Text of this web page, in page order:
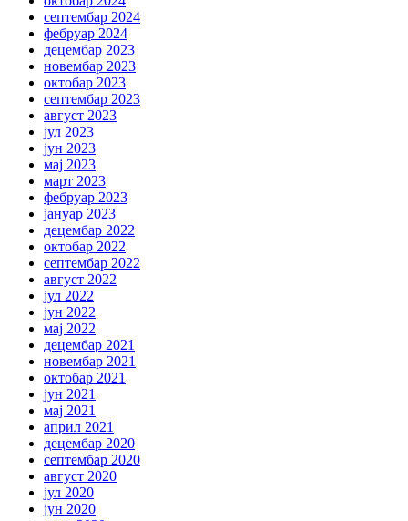
септембар 2024
фебруар 2024
децембар 2023
новембар 2023
октобар 2023
септембар 2023
август 2023
јул 2023
јун 2023
мај 2023
март 2023
фебруар 2023
јануар 2023
децембар 2022
октобар 2022
септембар 2022
август 2022
јул 2022
јун 2022
мај 2022
децембар 2021
новембар 2021
октобар 2021
јун 2021
мај 2021
април 2021
децембар 2020
септембар 2020
август 2020
јул 2020
јун 2020